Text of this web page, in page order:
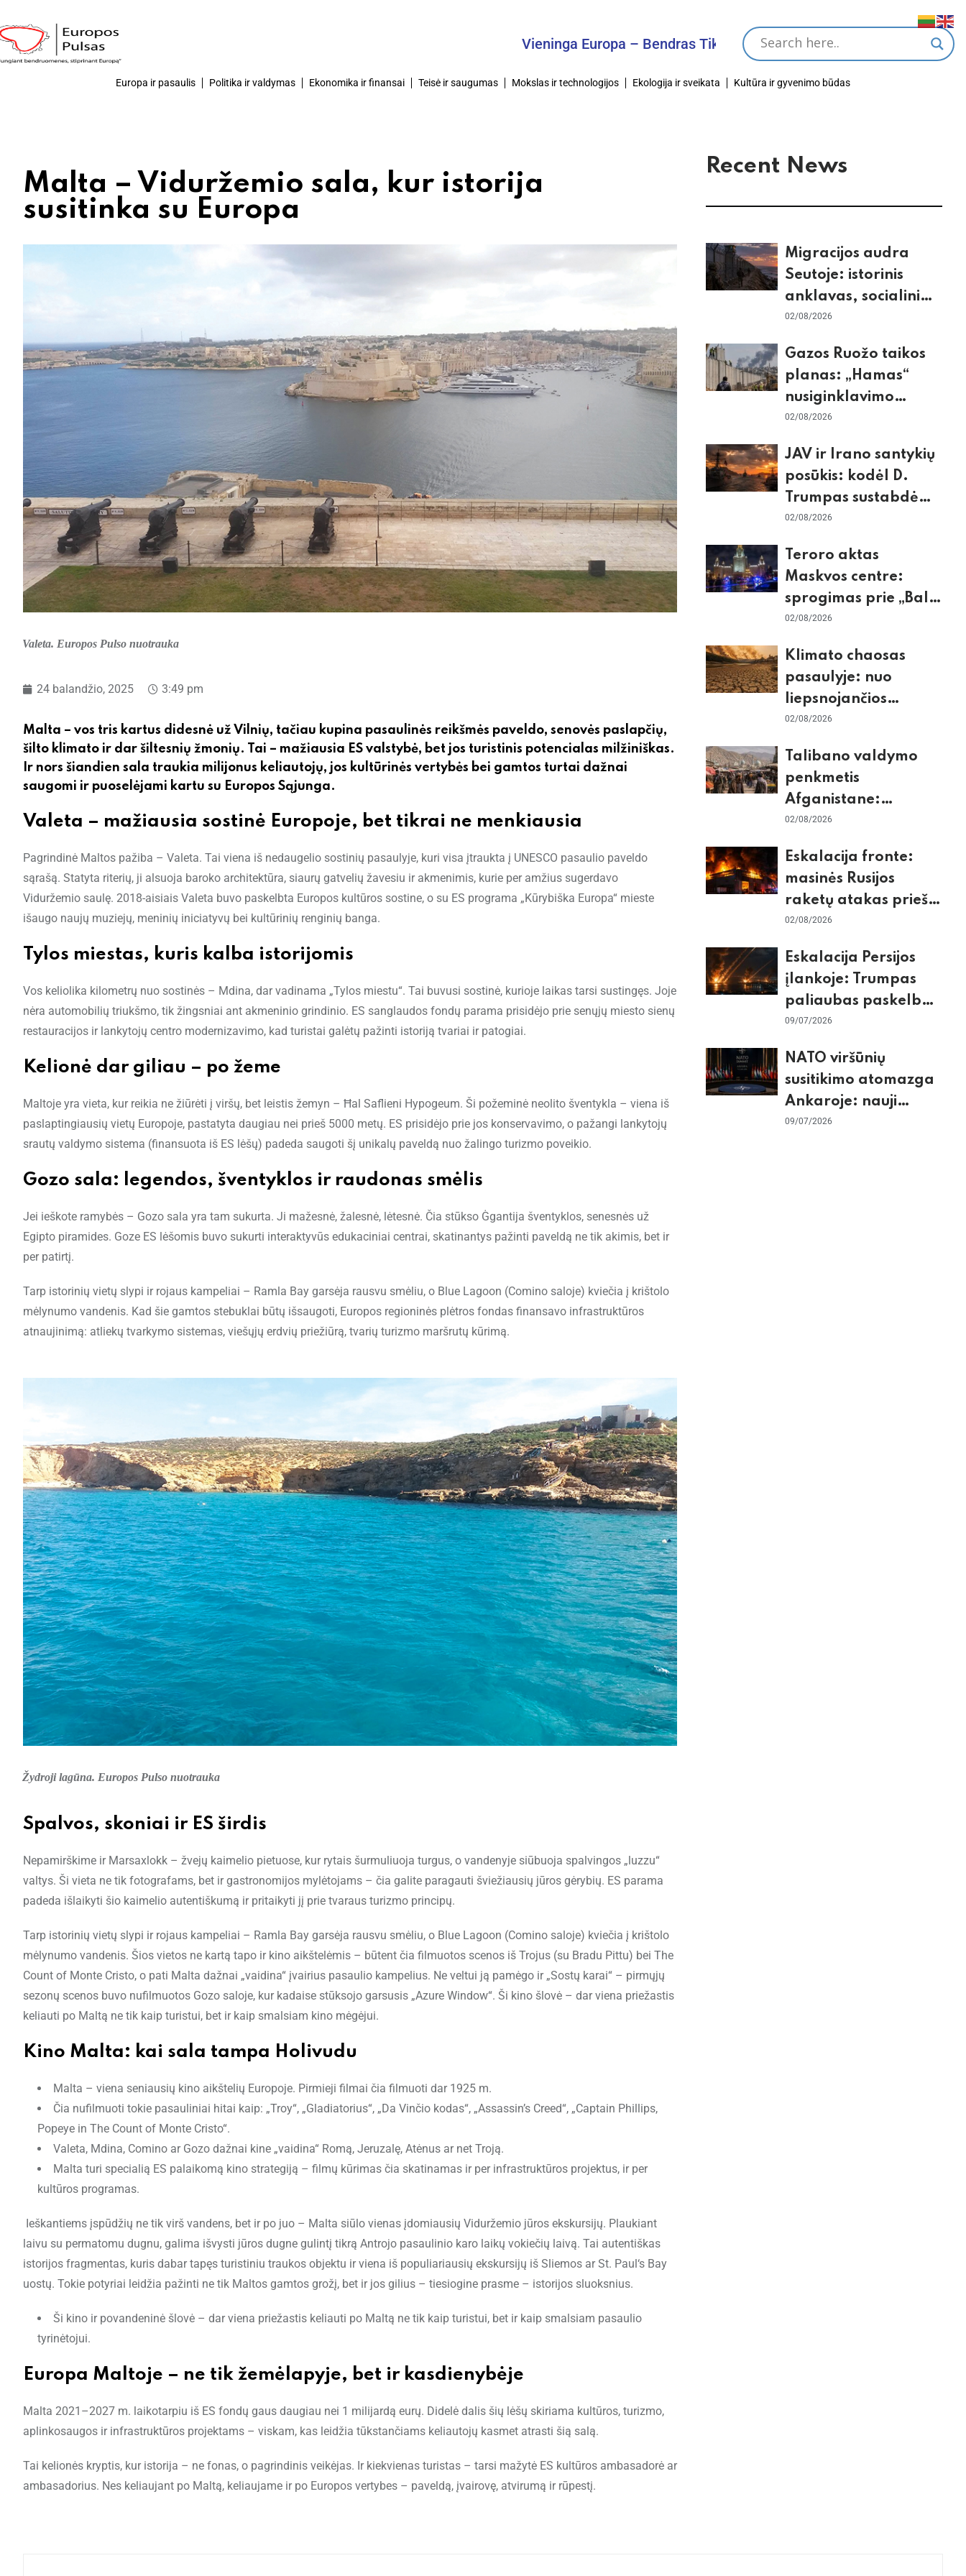
Vieninga Europa – Bendras Tikslas
Europa ir pasaulis Politika ir valdymas Ekonomika ir finansai Teisė ir saugumas Mokslas ir technologijos Ekologija ir sveikata Kultūra ir gyvenimo būdas
Malta – Viduržemio sala, kur istorija
susitinka su Europa
Valeta. Europos Pulso nuotrauka
24 balandžio, 2025 3:49 pm
Malta – vos tris kartus didesnė už Vilnių, tačiau kupina pasaulinės reikšmės paveldo, senovės paslapčių,
šilto klimato ir dar šiltesnių žmonių. Tai – mažiausia ES valstybė, bet jos turistinis potencialas milžiniškas.
Ir nors šiandien sala traukia milijonus keliautojų, jos kultūrinės vertybės bei gamtos turtai dažnai
saugomi ir puoselėjami kartu su Europos Sąjunga.
Valeta – mažiausia sostinė Europoje, bet tikrai ne menkiausia
Pagrindinė Maltos pažiba – Valeta. Tai viena iš nedaugelio sostinių pasaulyje, kuri visa įtraukta į UNESCO pasaulio paveldo
sąrašą. Statyta riterių, ji alsuoja baroko architektūra, siaurų gatvelių žavesiu ir akmenimis, kurie per amžius sugerdavo
Viduržemio saulę. 2018-aisiais Valeta buvo paskelbta Europos kultūros sostine, o su ES programa „Kūrybiška Europa“ mieste
išaugo naujų muziejų, meninių iniciatyvų bei kultūrinių renginių banga.
Tylos miestas, kuris kalba istorijomis
Vos keliolika kilometrų nuo sostinės – Mdina, dar vadinama „Tylos miestu“. Tai buvusi sostinė, kurioje laikas tarsi sustingęs. Joje
nėra automobilių triukšmo, tik žingsniai ant akmeninio grindinio. ES sanglaudos fondų parama prisidėjo prie senųjų miesto sienų
restauracijos ir lankytojų centro modernizavimo, kad turistai galėtų pažinti istoriją tvariai ir patogiai.
Kelionė dar giliau – po žeme
Maltoje yra vieta, kur reikia ne žiūrėti į viršų, bet leistis žemyn – Ħal Saflieni Hypogeum. Ši požeminė neolito šventykla – viena iš
paslaptingiausių vietų Europoje, pastatyta daugiau nei prieš 5000 metų. ES prisidėjo prie jos konservavimo, o pažangi lankytojų
srautų valdymo sistema (finansuota iš ES lėšų) padeda saugoti šį unikalų paveldą nuo žalingo turizmo poveikio.
Gozo sala: legendos, šventyklos ir raudonas smėlis
Jei ieškote ramybės – Gozo sala yra tam sukurta. Ji mažesnė, žalesnė, lėtesnė. Čia stūkso Ġgantija šventyklos, senesnės už
Egipto piramides. Goze ES lėšomis buvo sukurti interaktyvūs edukaciniai centrai, skatinantys pažinti paveldą ne tik akimis, bet ir
per patirtį.
Tarp istorinių vietų slypi ir rojaus kampeliai – Ramla Bay garsėja rausvu smėliu, o Blue Lagoon (Comino saloje) kviečia į krištolo
mėlynumo vandenis. Kad šie gamtos stebuklai būtų išsaugoti, Europos regioninės plėtros fondas finansavo infrastruktūros
atnaujinimą: atliekų tvarkymo sistemas, viešųjų erdvių priežiūrą, tvarių turizmo maršrutų kūrimą.
Žydroji lagūna. Europos Pulso nuotrauka
Spalvos, skoniai ir ES širdis
Nepamirškime ir Marsaxlokk – žvejų kaimelio pietuose, kur rytais šurmuliuoja turgus, o vandenyje siūbuoja spalvingos „luzzu“
valtys. Ši vieta ne tik fotografams, bet ir gastronomijos mylėtojams – čia galite paragauti šviežiausių jūros gėrybių. ES parama
padeda išlaikyti šio kaimelio autentiškumą ir pritaikyti jį prie tvaraus turizmo principų.
Tarp istorinių vietų slypi ir rojaus kampeliai – Ramla Bay garsėja rausvu smėliu, o Blue Lagoon (Comino saloje) kviečia į krištolo
mėlynumo vandenis. Šios vietos ne kartą tapo ir kino aikštelėmis – būtent čia filmuotos scenos iš Trojus (su Bradu Pittu) bei The
Count of Monte Cristo, o pati Malta dažnai „vaidina“ įvairius pasaulio kampelius. Ne veltui ją pamėgo ir „Sostų karai“ – pirmųjų
sezonų scenos buvo nufilmuotos Gozo saloje, kur kadaise stūksojo garsusis „Azure Window“. Ši kino šlovė – dar viena priežastis
keliauti po Maltą ne tik kaip turistui, bet ir kaip smalsiam kino mėgėjui.
Kino Malta: kai sala tampa Holivudu
Malta – viena seniausių kino aikštelių Europoje. Pirmieji filmai čia filmuoti dar 1925 m.
Čia nufilmuoti tokie pasauliniai hitai kaip: „Troy“, „Gladiatorius“, „Da Vinčio kodas“, „Assassin’s Creed“, „Captain Phillips,
Popeye in The Count of Monte Cristo“.
Valeta, Mdina, Comino ar Gozo dažnai kine „vaidina“ Romą, Jeruzalę, Atėnus ar net Troją.
Malta turi specialią ES palaikomą kino strategiją – filmų kūrimas čia skatinamas ir per infrastruktūros projektus, ir per
kultūros programas.
Ieškantiems įspūdžių ne tik virš vandens, bet ir po juo – Malta siūlo vienas įdomiausių Viduržemio jūros ekskursijų. Plaukiant
laivu su permatomu dugnu, galima išvysti jūros dugne gulintį tikrą Antrojo pasaulinio karo laikų vokiečių laivą. Tai autentiškas
istorijos fragmentas, kuris dabar tapęs turistiniu traukos objektu ir viena iš populiariausių ekskursijų iš Sliemos ar St. Paul‘s Bay
uostų. Tokie potyriai leidžia pažinti ne tik Maltos gamtos grožį, bet ir jos gilius – tiesiogine prasme – istorijos sluoksnius.
Ši kino ir povandeninė šlovė – dar viena priežastis keliauti po Maltą ne tik kaip turistui, bet ir kaip smalsiam pasaulio
tyrinėtojui.
Europa Maltoje – ne tik žemėlapyje, bet ir kasdienybėje
Malta 2021–2027 m. laikotarpiu iš ES fondų gaus daugiau nei 1 milijardą eurų. Didelė dalis šių lėšų skiriama kultūros, turizmo,
aplinkosaugos ir infrastruktūros projektams – viskam, kas leidžia tūkstančiams keliautojų kasmet atrasti šią salą.
Tai kelionės kryptis, kur istorija – ne fonas, o pagrindinis veikėjas. Ir kiekvienas turistas – tarsi mažytė ES kultūros ambasadorė ar
ambasadorius. Nes keliaujant po Maltą, keliaujame ir po Europos vertybes – paveldą, įvairovę, atvirumą ir rūpestį.
Recent News
Migracijos audra
Seutoje: istorinis
anklavas, socialiniai
tinklai ir ES skilimas
02/08/2026
Gazos Ruožo taikos
planas: „Hamas“
nusiginklavimo
sąlygos, Izraelio
nerimas dėl sienos
02/08/2026
JAV ir Irano santykių
posūkis: kodėl D.
Trumpas sustabdė
smūgius ir kuo
ekonomika
02/08/2026
Teroro aktas
Maskvos centre:
sprogimas prie „Balzi
Rossi“ restorano,
tikrieji taikiniai
02/08/2026
Klimato chaosas
pasaulyje: nuo
liepsnojančios
Europos iki
Antarktidos
paradokso
02/08/2026
Talibano valdymo
penkmetis
Afganistane:
Briuselio vizito
skurdas ir karinis
konfliktas su
Pakistanu
02/08/2026
Eskalacija fronte:
masinės Rusijos
raketų atakas prieš
Kijevą, dronų smūgiai
žiemos krizės grėsmė
02/08/2026
Eskalacija Persijos
įlankoje: Trumpas
paliaubas paskelbė
baigtomis, JAV
taikinių Irane
09/07/2026
NATO viršūnių
susitikimo atomazga
Ankaroje: nauji
įsipareigojimai
09/07/2026